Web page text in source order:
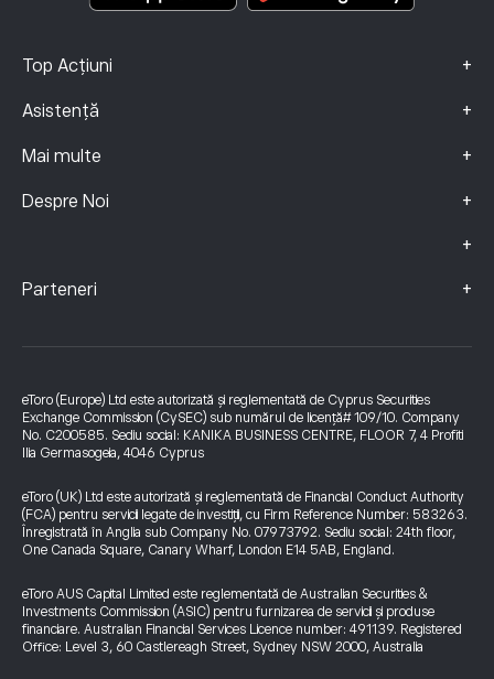
Top Acțiuni +
Asistență +
Mai multe +
Despre Noi +
+
Parteneri +
eToro (Europe) Ltd este autorizată și reglementată de Cyprus Securities
Exchange Commission (CySEC) sub numărul de licență# 109/10. Company
No. C200585. Sediu social: KANIKA BUSINESS CENTRE, FLOOR 7, 4 Profiti
Ilia Germasogeia, 4046 Cyprus
eToro (UK) Ltd este autorizată și reglementată de Financial Conduct Authority
(FCA) pentru servicii legate de investiții, cu Firm Reference Number: 583263.
Înregistrată în Anglia sub Company No. 07973792. Sediu social: 24th floor,
One Canada Square, Canary Wharf, London E14 5AB, England.
eToro AUS Capital Limited este reglementată de Australian Securities &
Investments Commission (ASIC) pentru furnizarea de servicii și produse
financiare. Australian Financial Services Licence number: 491139. Registered
Office: Level 3, 60 Castlereagh Street, Sydney NSW 2000, Australia